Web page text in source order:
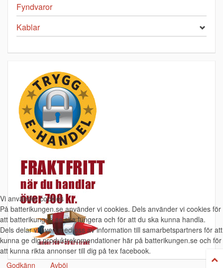
Fyndvaror
Kablar
Vi använder cookies
På batterikungen.se använder vi cookies. Dels använder vi cookies för
att batterikungen.se ska fungera och för att du ska kunna handla.
Dels delar vi även med oss av information till samarbetspartners för att
kunna ge dig produktrekomendationer här på batterikungen.se och för
att kunna rikta annonser till dig på tex facebook.
Godkänn
Avböj